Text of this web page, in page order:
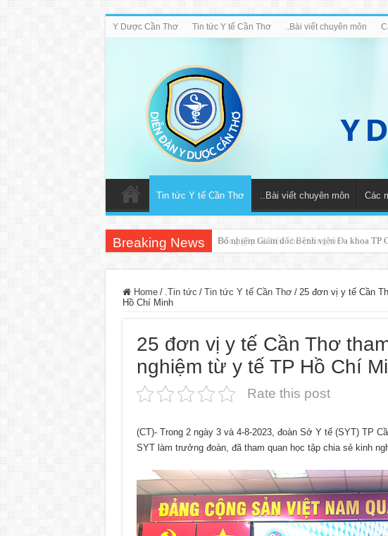
Y Dược Cần Thơ Tin tức Y tế Cần Thơ ..Bài viết chuyên môn
Tin tức Y tế Cần Thơ ..Bài viết chuyên môn Các
Breaking News Bổ nhiệm Giám đốc Bệnh viện Đa khoa TP
Home / .Tin tức / Tin tức Y tế Cần Thơ / 25 đơn vị y tế Cần
Hồ Chí Minh
25 đơn vị y tế Cần Thơ
nghiệm từ y tế TP Hồ Chí
Rate this post
(CT)- Trong 2 ngày 3 và 4-8-2023, đoàn Sở Y tế (SYT) TP
SYT làm trưởng đoàn, đã tham quan học tập chia sẻ kinh